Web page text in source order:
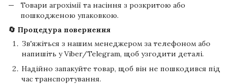
Товари агрохімії та насіння з розкритою або
пошкодженою упаковкою.
🔄 Процедура повернення
Зв'яжіться з нашим менеджером за телефоном або
напишіть у Viber/Telegram, щоб узгодити деталі.
Надійно запакуйте товар, щоб він не пошкодився під
час транспортування.